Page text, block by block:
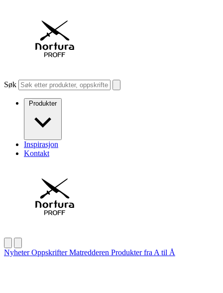
Søk
Produkter
Inspirasjon
Kontakt
NyheterOppskrifterMatredderen Produkter fra A til Å